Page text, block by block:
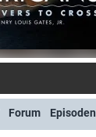
Forum Episoden